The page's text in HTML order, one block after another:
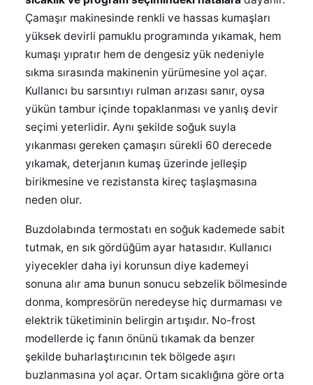
Çamaşır makinesinde renkli ve hassas kumaşları
yüksek devirli pamuklu programında yıkamak, hem
kumaşı yıpratır hem de dengesiz yük nedeniyle
sıkma sırasında makinenin yürümesine yol açar.
Kullanıcı bu sarsıntıyı rulman arızası sanır, oysa
yükün tambur içinde topaklanması ve yanlış devir
seçimi yeterlidir. Aynı şekilde soğuk suyla
yıkanması gereken çamaşırı sürekli 60 derecede
yıkamak, deterjanın kumaş üzerinde jelleşip
birikmesine ve rezistansta kireç taşlaşmasına
neden olur.
Buzdolabında termostatı en soğuk kademede sabit
tutmak, en sık gördüğüm ayar hatasıdır. Kullanıcı
yiyecekler daha iyi korunsun diye kademeyi
sonuna alır ama bunun sonucu sebzelik bölmesinde
donma, kompresörün neredeyse hiç durmaması ve
elektrik tüketiminin belirgin artışıdır. No-frost
modellerde iç fanın önünü tıkamak da benzer
şekilde buharlaştırıcının tek bölgede aşırı
buzlanmasına yol açar. Ortam sıcaklığına göre orta